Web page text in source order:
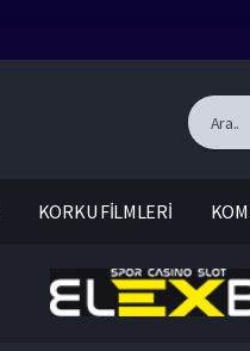
KORKU FİLMLERİ